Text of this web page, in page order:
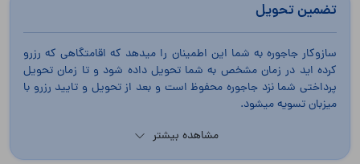
تضمین تحویل
سازوکار جاجوره به شما این اطمینان را میدهد که اقامتگاهی که رزرو
کرده اید در زمان مشخص به شما تحویل داده شود و تا زمان تحویل
پرداختی شما نزد جاجوره محفوظ است و بعد از تحویل و تایید رزرو با
میزبان تسویه میشود.
مشاهده بیشتر